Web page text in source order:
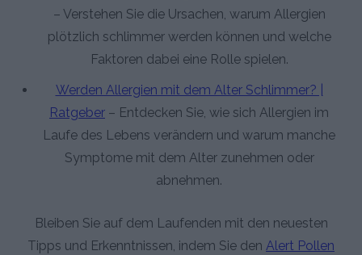
– Verstehen Sie die Ursachen, warum Allergien
plötzlich schlimmer werden können und welche
Faktoren dabei eine Rolle spielen.
Werden Allergien mit dem Alter Schlimmer? |
Ratgeber – Entdecken Sie, wie sich Allergien im
Laufe des Lebens verändern und warum manche
Symptome mit dem Alter zunehmen oder
abnehmen.
Bleiben Sie auf dem Laufenden mit den neuesten
Tipps und Erkenntnissen, indem Sie den Alert Pollen